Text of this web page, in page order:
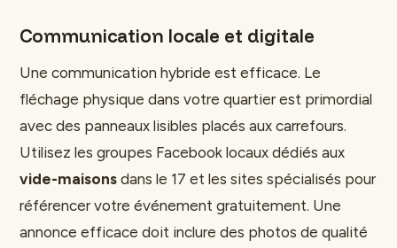
Communication locale et digitale
Une communication hybride est efficace. Le
fléchage physique dans votre quartier est primordial
avec des panneaux lisibles placés aux carrefours.
Utilisez les groupes Facebook locaux dédiés aux
vide-maisons dans le 17 et les sites spécialisés pour
référencer votre événement gratuitement. Une
annonce efficace doit inclure des photos de qualité